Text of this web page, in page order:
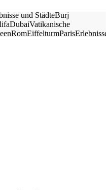
und StädteBurj
DubaiVatikanische
RomEiffelturmParis